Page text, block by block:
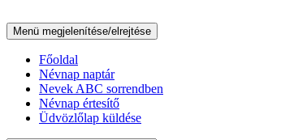
Menü megjelenítése/elrejtése
Főoldal
Névnap naptár
Nevek ABC sorrendben
Névnap értesítő
Üdvözlőlap küldése